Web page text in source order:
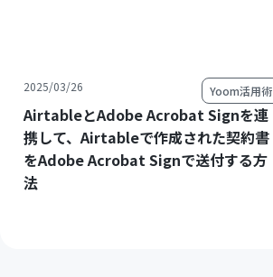
2025/03/26 Yoom活用術
AirtableとAdobe Acrobat Signを連
携して、Airtableで作成された契約書
をAdobe Acrobat Signで送付する方
法